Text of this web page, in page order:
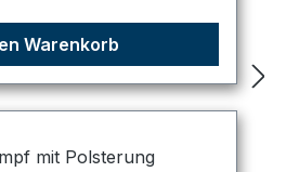
Warenkorb